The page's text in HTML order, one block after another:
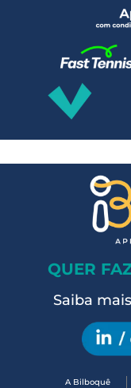
QUER
Saiba
A Bilboquê